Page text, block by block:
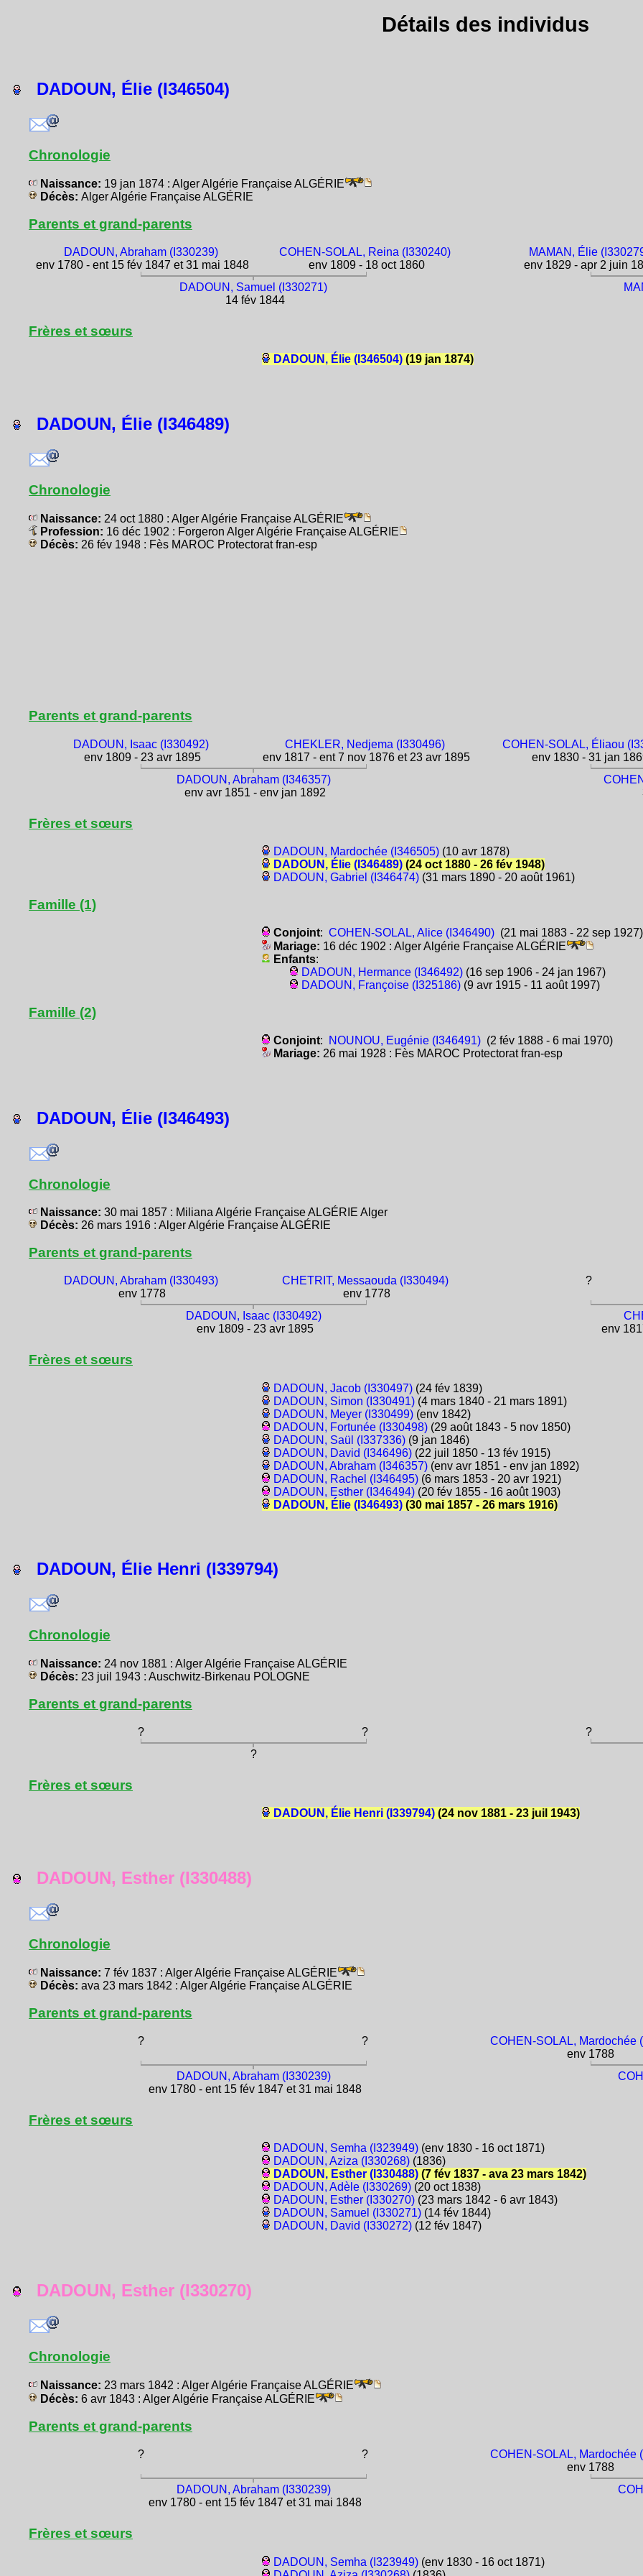
Détails des individus
DADOUN, Élie (I346504)
Chronologie
Naissance: 19 jan 1874 : Alger Algérie Française ALGÉRIE
Décès: Alger Algérie Française ALGÉRIE
Parents et grand-parents
DADOUN, Abraham (I330239)
env 1780 - ent 15 fév 1847 et 31 mai 1848
COHEN-SOLAL, Reina (I330240)
env 1809 - 18 oct 1860
MAMAN, Élie
env 1829 - apr 2 juin
DADOUN, Samuel (I330271)
14 fév 1844
Frères et sœurs
DADOUN, Élie (I346504) (19 jan 1874)
DADOUN, Élie (I346489)
Chronologie
Naissance: 24 oct 1880 : Alger Algérie Française ALGÉRIE
Profession: 16 déc 1902 : Forgeron Alger Algérie Française ALGÉRIE
Décès: 26 fév 1948 : Fès MAROC Protectorat fran-esp
Parents et grand-parents
DADOUN, Isaac (I330492)
env 1809 - 23 avr 1895
CHEKLER, Nedjema (I330496)
env 1817 - ent 7 nov 1876 et 23 avr 1895
COHEN-SOLAL, Éliaou
env 1830 - 31 jan
DADOUN, Abraham (I346357)
env avr 1851 - env jan 1892
Frères et sœurs
DADOUN, Mardochée (I346505) (10 avr 1878)
DADOUN, Élie (I346489) (24 oct 1880 - 26 fév 1948)
DADOUN, Gabriel (I346474) (31 mars 1890 - 20 août 1961)
Famille (1)
Conjoint:COHEN-SOLAL, Alice (I346490) (21 mai 1883 - 22 sep 1927)
Mariage: 16 déc 1902 : Alger Algérie Française ALGÉRIE
Enfants:
DADOUN, Hermance (I346492) (16 sep 1906 - 24 jan 1967)
DADOUN, Françoise (I325186) (9 avr 1915 - 11 août 1997)
Famille (2)
Conjoint: NOUNOU, Eugénie (I346491) (2 fév 1888 - 6 mai 1970)
Mariage: 26 mai 1928 : Fès MAROC Protectorat fran-esp
DADOUN, Élie (I346493)
Chronologie
Naissance: 30 mai 1857 : Miliana Algérie Française ALGÉRIE Alger
Décès: 26 mars 1916 : Alger Algérie Française ALGÉRIE
Parents et grand-parents
DADOUN, Abraham (I330493)
env 1778
CHETRIT, Messaouda (I330494)
env 1778
?
DADOUN, Isaac (I330492)
env 1809 - 23 avr 1895
env
Frères et sœurs
DADOUN, Jacob (I330497) (24 fév 1839)
DADOUN, Simon (I330491) (4 mars 1840 - 21 mars 1891)
DADOUN, Meyer (I330499) (env 1842)
DADOUN, Fortunée (I330498) (29 août 1843 - 5 nov 1850)
DADOUN, Saül (I337336) (9 jan 1846)
DADOUN, David (I346496) (22 juil 1850 - 13 fév 1915)
DADOUN, Abraham (I346357) (env avr 1851 - env jan 1892)
DADOUN, Rachel (I346495) (6 mars 1853 - 20 avr 1921)
DADOUN, Esther (I346494) (20 fév 1855 - 16 août 1903)
DADOUN, Élie (I346493) (30 mai 1857 - 26 mars 1916)
DADOUN, Élie Henri (I339794)
Chronologie
Naissance: 24 nov 1881 : Alger Algérie Française ALGÉRIE
Décès: 23 juil 1943 : Auschwitz-Birkenau POLOGNE
Parents et grand-parents
? ?
?
?
Frères et sœurs
DADOUN, Élie Henri (I339794) (24 nov 1881 - 23 juil 1943)
DADOUN, Esther (I330488)
Chronologie
Naissance: 7 fév 1837 : Alger Algérie Française ALGÉRIE
Décès: ava 23 mars 1842 : Alger Algérie Française ALGÉRIE
Parents et grand-parents
? ?
COHEN-SOLAL, Mardochée
env 1788
DADOUN, Abraham (I330239)
env 1780 - ent 15 fév 1847 et 31 mai 1848
Frères et sœurs
DADOUN, Semha (I323949) (env 1830 - 16 oct 1871)
DADOUN, Aziza (I330268) (1836)
DADOUN, Esther (I330488) (7 fév 1837 - ava 23 mars 1842)
DADOUN, Adèle (I330269) (20 oct 1838)
DADOUN, Esther (I330270) (23 mars 1842 - 6 avr 1843)
DADOUN, Samuel (I330271) (14 fév 1844)
DADOUN, David (I330272) (12 fév 1847)
DADOUN, Esther (I330270)
Chronologie
Naissance: 23 mars 1842 : Alger Algérie Française ALGÉRIE
Décès: 6 avr 1843 : Alger Algérie Française ALGÉRIE
Parents et grand-parents
? ?
COHEN-SOLAL, Mardochée
env 1788
DADOUN, Abraham (I330239)
env 1780 - ent 15 fév 1847 et 31 mai 1848
Frères et sœurs
DADOUN, Semha (I323949) (env 1830 - 16 oct 1871)